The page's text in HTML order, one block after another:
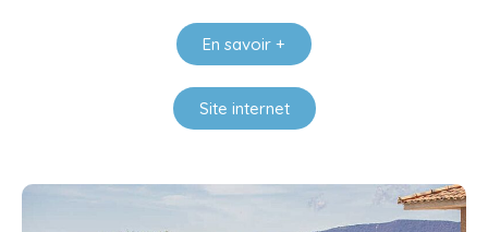
En savoir +
Site internet